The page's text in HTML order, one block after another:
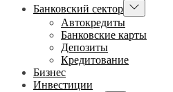
Банковский сектор Показывать
подменю
Автокредиты
Банковские карты
Депозиты
Кредитование
Бизнес
Инвестиции